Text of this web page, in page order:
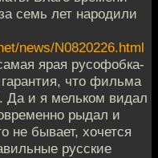
семь лет народили
news/N0820226.html
ярая русофобка-
что фильма
Да и я мельком видал
рыдал и
не бывает, хочется
русские